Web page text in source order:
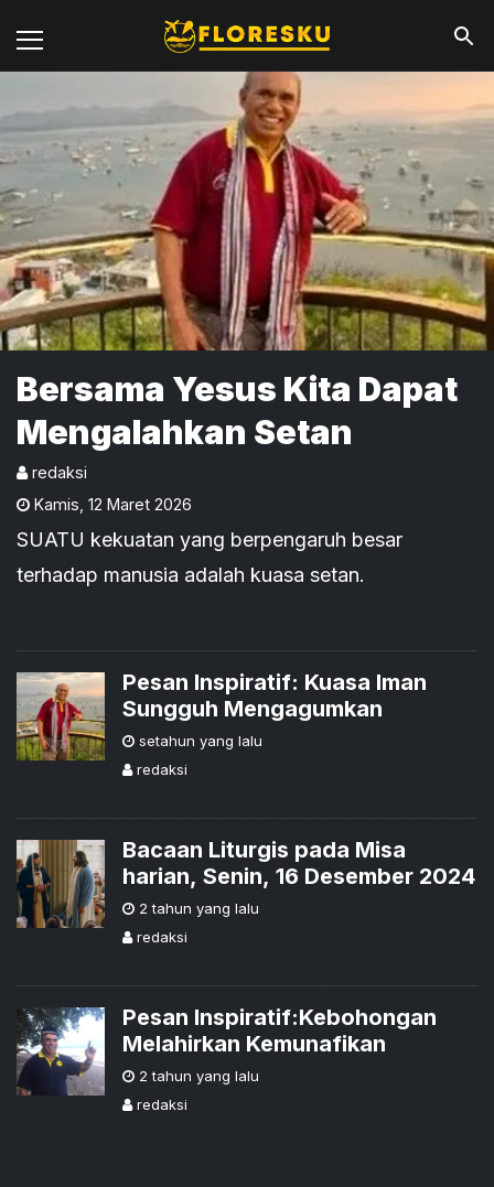
Bersama Yesus Kita Dapat
Mengalahkan Setan
redaksi
Kamis 12 Maret 2026
SUATU kekuatan yang berpengaruh besar
terhadap manusia adalah kuasa setan.
Pesan Inspiratif: Kuasa Iman
Sungguh Mengagumkan
setahun yang lalu
redaksi
Bacaan Liturgis pada Misa
harian, Senin, 16 Desember 2024
2 tahun yang lalu
redaksi
Pesan Inspiratif:Kebohongan
Melahirkan Kemunafikan
2 tahun yang lalu
redaksi